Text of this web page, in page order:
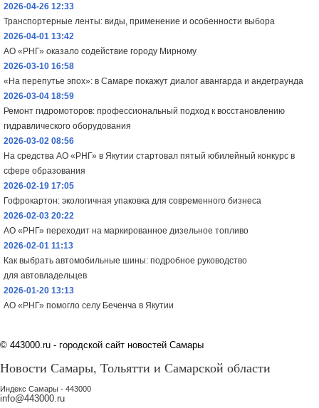
2026-04-26 12:33
Транспортерные ленты: виды, применение и особенности выбора
2026-04-01 13:42
АО «РНГ» оказало содействие городу Мирному
2026-03-10 16:58
«На перепутье эпох»: в Самаре покажут диалог авангарда и андеграунда
2026-03-04 18:59
Ремонт гидромоторов: профессиональный подход к восстановлению
гидравлического оборудования
2026-03-02 08:56
На средства АО «РНГ» в Якутии стартовал пятый юбилейный конкурс в
сфере образования
2026-02-19 17:05
Гофрокартон: экологичная упаковка для современного бизнеса
2026-02-03 20:22
АО «РНГ» переходит на маркированное дизельное топливо
2026-02-01 11:13
Как выбрать автомобильные шины: подробное руководство
для автовладельцев
2026-01-20 13:13
АО «РНГ» помогло селу Беченча в Якутии
© 443000.ru - городской сайт новостей Самары
Новости Самары, Тольятти и Самарской области
Индекс Самары - 443000
info@443000.ru